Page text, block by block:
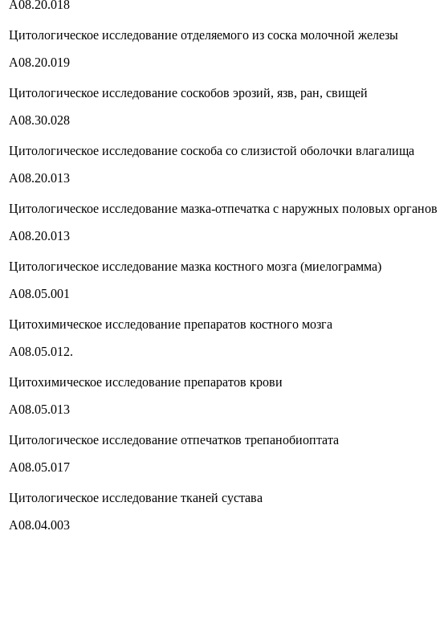
А08.20.018
Цитологическое исследование отделяемого из соска молочной железы
А08.20.019
Цитологическое исследование соскобов эрозий, язв, ран, свищей
А08.30.028
Цитологическое исследование соскоба со слизистой оболочки влагалища
А08.20.013
Цитологическое исследование мазка-отпечатка с наружных половых органов
А08.20.013
Цитологическое исследование мазка костного мозга (миелограмма)
А08.05.001
Цитохимическое исследование препаратов костного мозга
А08.05.012.
Цитохимическое исследование препаратов крови
А08.05.013
Цитологическое исследование отпечатков трепанобиоптата
А08.05.017
Цитологическое исследование тканей сустава
А08.04.003